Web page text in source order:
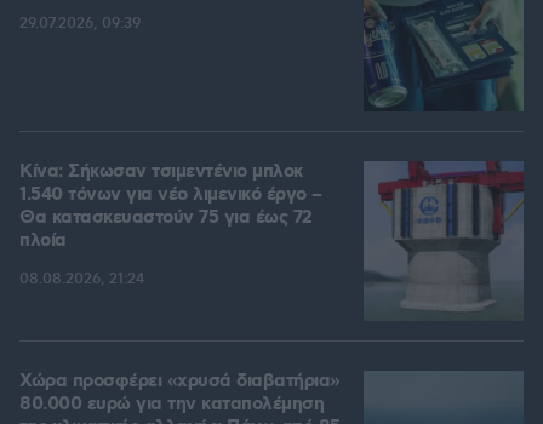
29.07.2026, 09:39
Κίνα: Σήκωσαν τσιμεντένιο μπλοκ
1.540 τόνων για νέο λιμενικό έργο –
Θα κατασκευαστούν 75 για έως 72
πλοία
08.08.2026, 21:24
Χώρα προσφέρει «χρυσά διαβατήρια»
80.000 ευρώ για την καταπολέμηση